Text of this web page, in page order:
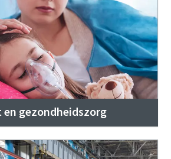
en gezondheidszorg